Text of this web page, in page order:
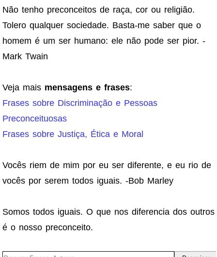
Não tenho preconceitos de raça, cor ou religião.
Tolero qualquer sociedade. Basta-me saber que o
homem é um ser humano: ele não pode ser pior. -
Mark Twain
Veja mais mensagens e frases:
Frases sobre Discriminação e Pessoas
Preconceituosas
Frases sobre Justiça, Ética e Moral
Vocês riem de mim por eu ser diferente, e eu rio de
vocês por serem todos iguais. -Bob Marley
Somos todos iguais. O que nos diferencia dos outros
é o nosso preconceito.